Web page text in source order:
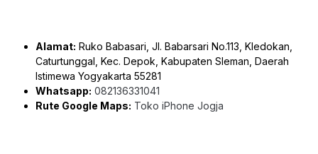
Alamat: Ruko Babasari, Jl. Babarsari No.113, Kledokan,
Caturtunggal, Kec. Depok, Kabupaten Sleman, Daerah
Istimewa Yogyakarta 55281
Whatsapp: 082136331041
Rute Google Maps: Toko iPhone Jogja